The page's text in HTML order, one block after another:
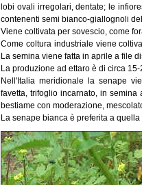
lobi ovali irregolari, dentate; le
contenenti semi bianco-giallognoli
Viene coltivata per sovescio, come
Come coltura industriale viene
La semina viene fatta in aprile a file
La produzione ad ettaro è di circa
Nell'Italia meridionale la senape
favetta, trifoglio incarnato, in semina
bestiame con moderazione,
La senape bianca è preferita a